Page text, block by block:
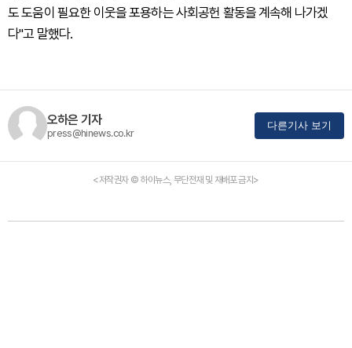
도 도움이 필요한 이웃을 포용하는 사회공헌 활동을 계속해 나가겠
다"고 말했다.
오하은 기자
press@hinews.co.kr
다른기사 보기
<저작권자 © 하이뉴스, 무단전재 및 재배포 금지>